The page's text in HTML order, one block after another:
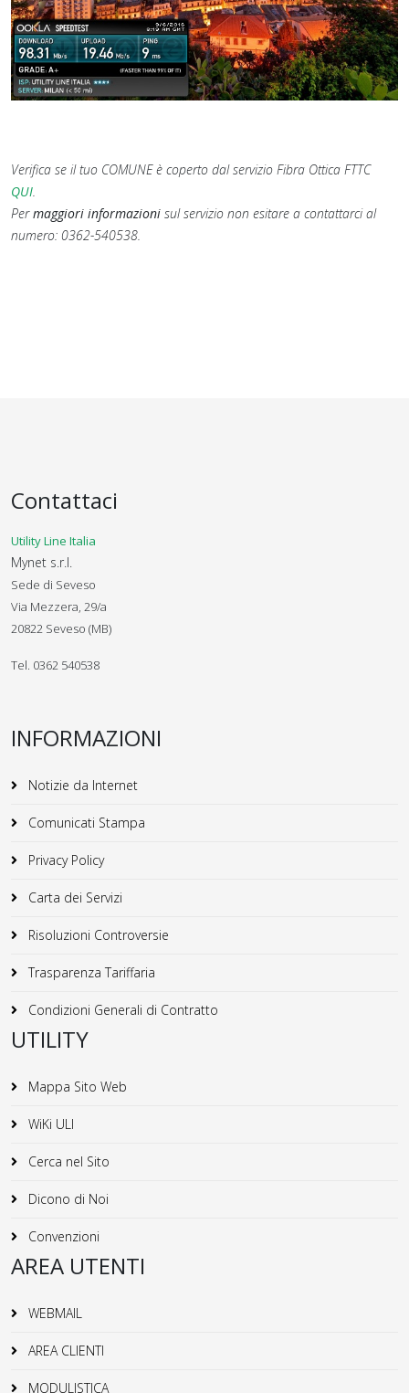
Verifica se il tuo COMUNE è coperto dal servizio Fibra Ottica FTTC
QUI.
Permaggiori informazioni sul servizio non esitare a contattarci al
numero: 0362-540538.
Contattaci
Utility Line Italia
Mynet s.r.l.
Sede di Seveso
Via Mezzera, 29/a
20822 Seveso (MB)
Tel. 0362 540538
INFORMAZIONI
Notizie da Internet
Comunicati Stampa
Privacy Policy
Carta dei Servizi
Risoluzioni Controversie
Trasparenza Tariffaria
Condizioni Generali di Contratto
UTILITY
Mappa Sito Web
WiKi ULI
Cerca nel Sito
Dicono di Noi
Convenzioni
AREA UTENTI
WEBMAIL
AREA CLIENTI
MODULISTICA